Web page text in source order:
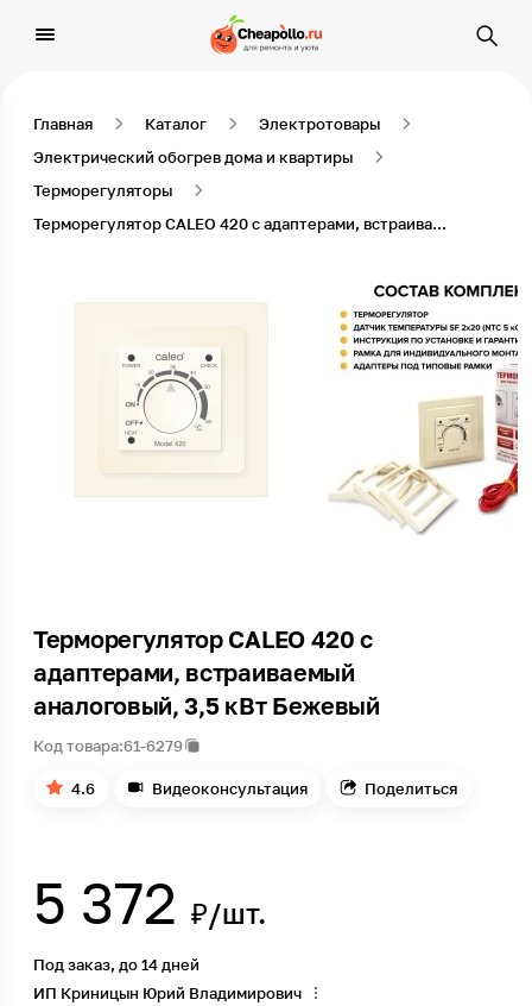
Главная Каталог
Электротовары
Электрический обогрев дома и квартиры
Терморегуляторы
Терморегулятор CALEO 420 с адаптерами, встраиваемый аналоговый, 3,5 кВт Бежевый
Терморегулятор CALEO 420 с
адаптерами, встраиваемый
аналоговый, 3,5 кВт Бежевый
Код товара:61-6279
4.6 Видеоконсультация Поделиться
5 372 ₽/шт.
Под заказ, до 14 дней
ИП Криницын Юрий Владимирович